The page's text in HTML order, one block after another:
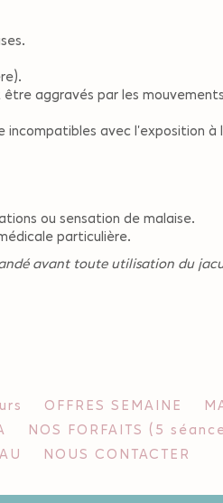
aggravés par les
avec l'exposition à
ou sensation de malaise.
particulière.
avant toute utilisation du
OFFRES SEMAINE
NOS FORFAITS (5
NOUS CONTACTER